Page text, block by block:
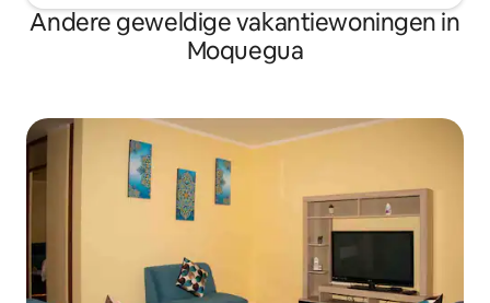
Andere geweldige vakantiewoningen in
Moquegua